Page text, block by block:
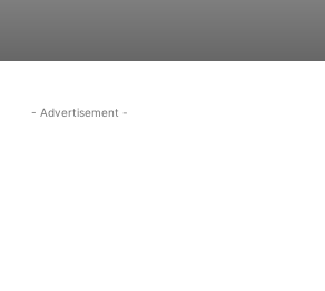
- Advertisement -